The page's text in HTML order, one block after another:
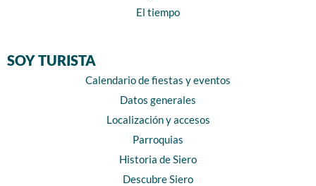
El tiempo
SOY TURISTA
Calendario de fiestas y eventos
Datos generales
Localización y accesos
Parroquias
Historia de Siero
Descubre Siero